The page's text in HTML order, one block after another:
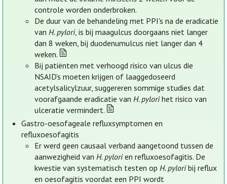
controle worden onderbroken.
De duur van de behandeling met PPI's na de eradicatie
vanH. pylori, is bij maagulcus doorgaans niet langer
dan 8 weken, bij duodenumulcus niet langer dan 4
weken.
Bij patiënten met verhoogd risico van ulcus die
NSAID’s moeten krijgen of laaggedoseerd
acetylsalicylzuur, suggereren sommige studies dat
voorafgaande eradicatie vanH. pylorihet risico van
ulceratie vermindert.
Gastro-oesofageale refluxsymptomen en
refluxoesofagitis
Er werd geen causaal verband aangetoond tussen de
aanwezigheid vanH. pylorien refluxoesofagitis. De
kwestie van systematisch testen opH. pyloribij reflux
en oesofagitis voordat een PPI wordt